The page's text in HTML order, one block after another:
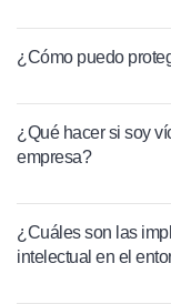
¿Cómo puedo
¿Qué hacer si soy
empresa?
¿Cuáles son las
intelectual en el